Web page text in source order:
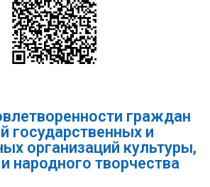
граждан
государственных и
организаций культуры,
народного творчества